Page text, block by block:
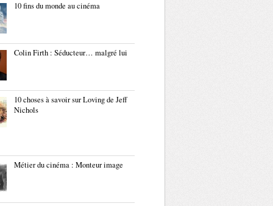
10 fins du monde au cinéma
Colin Firth : Séducteur… malgré lui
10 choses à savoir sur Loving de Jeff
Nichols
Métier du cinéma : Monteur image